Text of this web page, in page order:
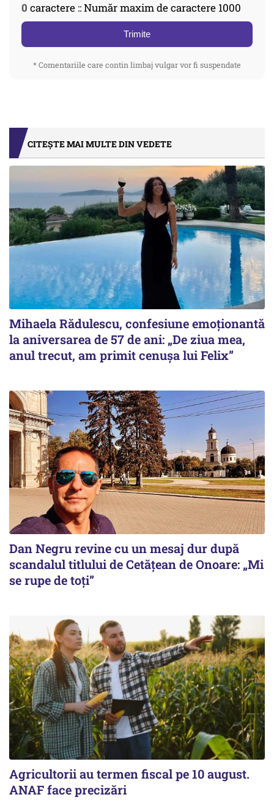
0 caractere :: Număr maxim de caractere 1000
Trimite
* Comentariile care contin limbaj vulgar vor fi suspendate
CITEȘTE MAI MULTE DIN VEDETE
Mihaela Rădulescu, confesiune emoționantă
la aniversarea de 57 de ani: „De ziua mea,
anul trecut, am primit cenușa lui Felix”
Dan Negru revine cu un mesaj dur după
scandalul titlului de Cetățean de Onoare: „Mi
se rupe de toți”
Agricultorii au termen fiscal pe 10 august.
ANAF face precizări